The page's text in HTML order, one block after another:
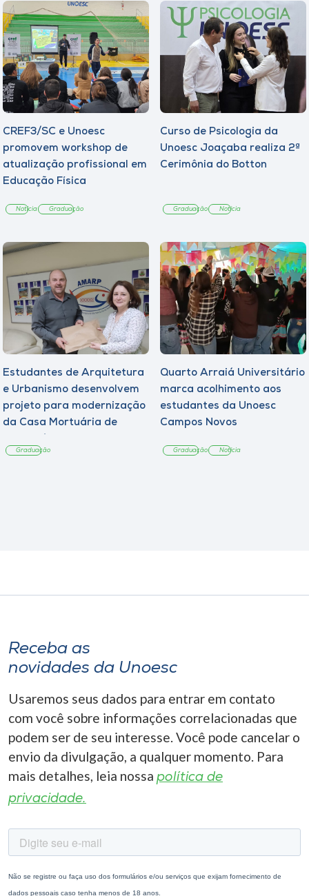
CREF3/SC e Unoesc
promovem workshop de
atualização profissional em
Educação Física
Notícia Graduação
Curso de Psicologia da
Unoesc Joaçaba realiza 2ª
Cerimônia do Botton
Graduação Notícia
Estudantes de Arquitetura
e Urbanismo desenvolvem
projeto para modernização
da Casa Mortuária de
Graduação
Quarto Arraiá Universitário
marca acolhimento aos
estudantes da Unoesc
Campos Novos
Graduação Notícia
Receba as
novidades da Unoesc
Usaremos seus dados para entrar em contato
com você sobre informações correlacionadas que
podem ser de seu interesse. Você pode cancelar o
envio da divulgação, a qualquer momento. Para
mais detalhes, leia nossa política de
privacidade.